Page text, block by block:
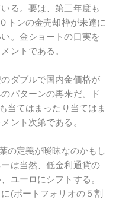
る。要は、第三年度も
トンの金売却枠が未達に
。金ショートの口実を
ントである。
ダブルで国内金価格が
パターンの再来だ。ド
当てはまったり当てはま
ント次第である。
の定義が曖昧なのかもし
は当然、低金利通貨の
ユーロにシフトする。
(ポートフォリオの５割